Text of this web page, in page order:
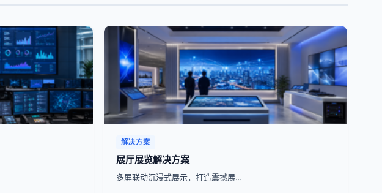
解决方案
展厅展览解决方案
多屏联动沉浸式展示，打造震撼展…